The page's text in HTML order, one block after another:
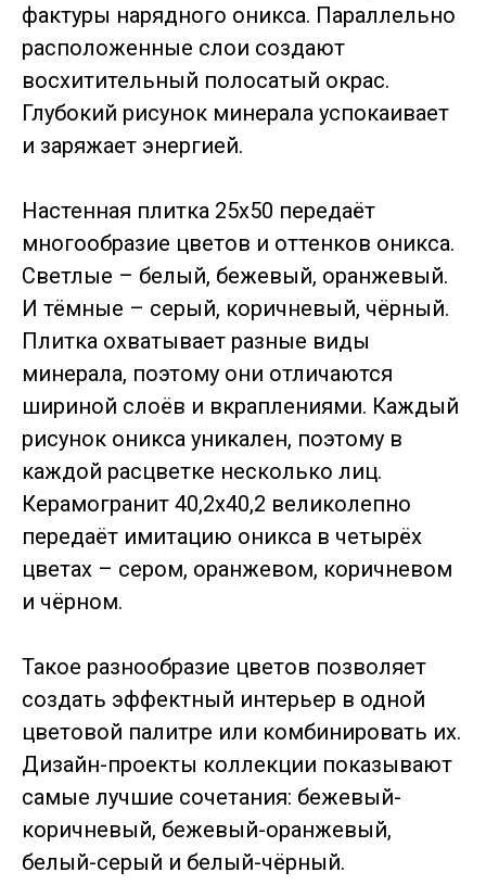
фактуры нарядного оникса. Параллельно
расположенные слои создают
восхитительный полосатый окрас.
Глубокий рисунок минерала успокаивает
и заряжает энергией.
Настенная плитка 25х50 передаёт
многообразие цветов и оттенков оникса.
Светлые – белый, бежевый, оранжевый.
И тёмные – серый, коричневый, чёрный.
Плитка охватывает разные виды
минерала, поэтому они отличаются
шириной слоёв и вкраплениями. Каждый
рисунок оникса уникален, поэтому в
каждой расцветке несколько лиц.
Керамогранит 40,2х40,2 великолепно
передаёт имитацию оникса в четырёх
цветах – сером, оранжевом, коричневом
и чёрном.
Такое разнообразие цветов позволяет
создать эффектный интерьер в одной
цветовой палитре или комбинировать их.
Дизайн-проекты коллекции показывают
самые лучшие сочетания: бежевый-
коричневый, бежевый-оранжевый,
белый-серый и белый-чёрный.